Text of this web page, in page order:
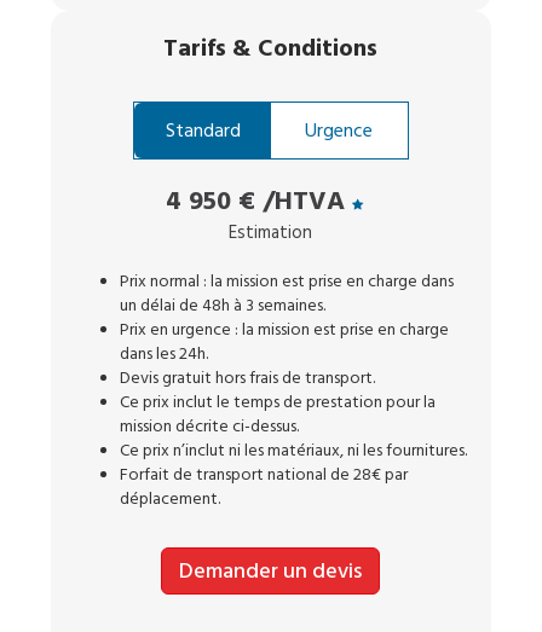
Tarifs & Conditions
Standard Urgence
4 950 € /HTVA
Estimation
Prix normal : la mission est prise en charge dans
un délai de 48h à 3 semaines.
Prix en urgence : la mission est prise en charge
dans les 24h.
Devis gratuit hors frais de transport.
Ce prix inclut le temps de prestation pour la
mission décrite ci-dessus.
Ce prix n’inclut ni les matériaux, ni les fournitures.
Forfait de transport national de 28€ par
déplacement.
Demander un devis